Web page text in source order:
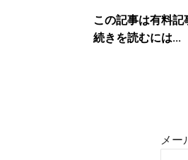
この記事は有料記
続きを読むには...
メー